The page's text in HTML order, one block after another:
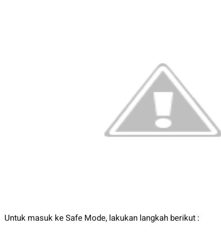
Untuk masuk ke Safe Mode, lakukan langkah berikut :